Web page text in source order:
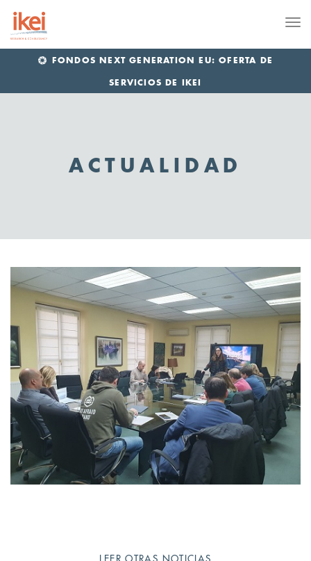
FONDOS NEXT GENERATION EU: OFERTA DE
SERVICIOS DE IKEI
ACTUALIDAD